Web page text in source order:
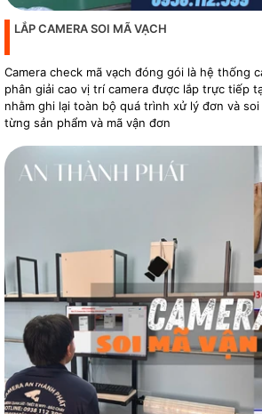
LẮP CAMERA SOI MÃ VẠCH
Camera check mã vạch đóng gói là hệ thống
phân giải cao vị trí camera được lắp trực tiếp
nhằm ghi lại toàn bộ quá trình xử lý đơn và
từng sản phẩm và mã vận đơn